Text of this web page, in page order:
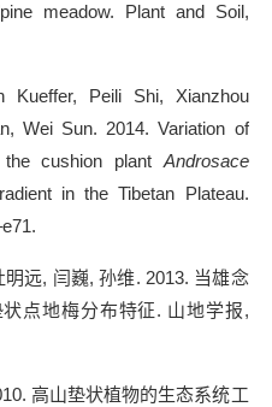
meadow. Plant and Soil,
Kueffer, Peili Shi, Xianzhou
Wei Sun. 2014. Variation of
the cushion plantAndrosace
in the Tibetan Plateau.
远, 闫巍, 孙维. 2013. 当雄念
点地梅分布特征. 山地学报,
高山垫状植物的生态系统工